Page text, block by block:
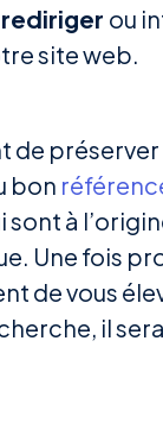
rediriger ou
site web.
de
bon
sont à
Une fois
de vous
il